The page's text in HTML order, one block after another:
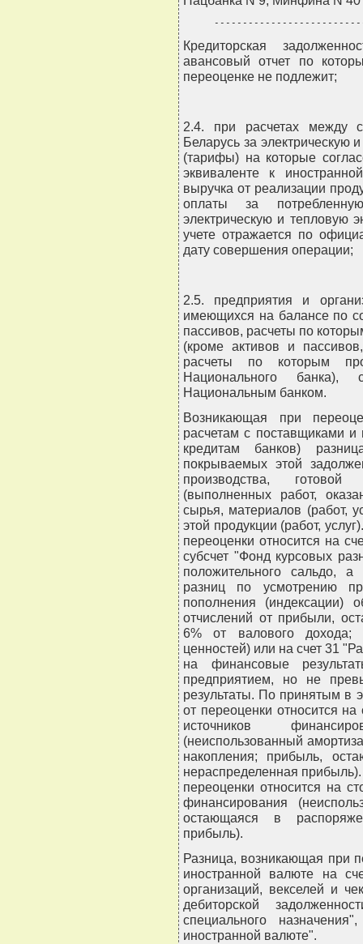
Кредиторская
авансовый отчет по
переоценке не подлежит;
2.4. при расчетах между
Беларусь за электрическую
(тарифы) на которые
эквиваленте к
выручка от реализации
оплаты за
электрическую и тепловую
учете отражается по
дату совершения операции;
2.5. предприятия и
имеющихся на балансе по
пассивов, расчеты по
(кроме активов и
расчеты по которым
Национального банка),
Национальным банком.
Возникающая при
расчетам с поставщиками и
кредитам банков)
покрываемых этой
производства,
(выполненных работ,
сырья, материалов (работ,
этой продукции (работ,
переоценки относится на
субсчет "Фонд курсовых
положительного сальдо,
разниц по усмотрению
пополнения (индексации)
отчислений от прибыли,
6% от валового дохода;
ценностей) или на счет 31
на финансовые
предприятием, но не
результаты. По принятым в
от переоценки относится
источников
(неиспользованный
накопления; прибыль,
нераспределенная
переоценки относится на
финансирования
остающаяся в
прибыль).
Разница, возникающая при
иностранной валюте на
организаций, векселей и
дебиторской
специального
иностранной валюте".